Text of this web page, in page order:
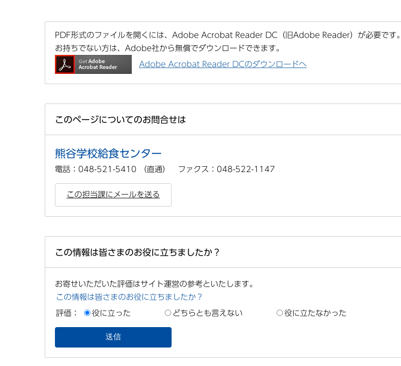
PDF形式のファイルを開くには、Adobe Acrobat Reader DC（旧Adobe Reader）が必要です。
お持ちでない方は、Adobe社から無償でダウンロードできます。
Adobe Acrobat Reader DCのダウンロードへ
このページについてのお問合せは
熊谷学校給食センター
電話：048-521-5410 （直通） ファクス：048-522-1147
この担当課にメールを送る
この情報は皆さまのお役に立ちましたか？
お寄せいただいた評価はサイト運営の参考といたします。
この情報は皆さまのお役に立ちましたか？
評価： 役に立った どちらとも言えない 役に立たなかった